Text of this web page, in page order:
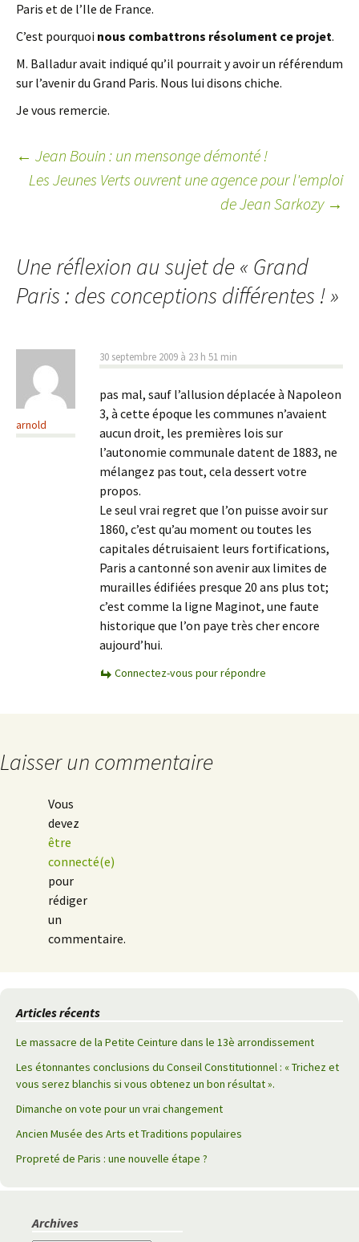
Paris et de l’Ile de France.
C’est pourquoi nous combattrons résolument ce projet.
M. Balladur avait indiqué qu’il pourrait y avoir un référendum
sur l’avenir du Grand Paris. Nous lui disons chiche.
Je vous remercie.
Navigation
articles
← Jean Bouin : un mensonge démonté !
Les Jeunes Verts ouvrent une agence pour l'emploi
de Jean Sarkozy →
Une réflexion au sujet de « Grand
Paris : des conceptions différentes !»
arnold
30 septembre 2009 à 23 h 51 min
pas mal, sauf l’allusion déplacée à Napoleon
3, à cette époque les communes n’avaient
aucun droit, les premières lois sur
l’autonomie communale datent de 1883, ne
mélangez pas tout, cela dessert votre
propos.
Le seul vrai regret que l’on puisse avoir sur
1860, c’est qu’au moment ou toutes les
capitales détruisaient leurs fortifications,
Paris a cantonné son avenir aux limites de
murailles édifiées presque 20 ans plus tot;
c’est comme la ligne Maginot, une faute
historique que l’on paye très cher encore
aujourd’hui.
Connectez-vous pour répondre
Laisser un commentaire
Vous
devez
être
connecté(e)
pour
rédiger
un
commentaire.
Articles récents
Le massacre de la Petite Ceinture dans le 13è arrondissement
Les étonnantes conclusions du Conseil Constitutionnel : « Trichez et
vous serez blanchis si vous obtenez un bon résultat ».
Dimanche on vote pour un vrai changement
Ancien Musée des Arts et Traditions populaires
Propreté de Paris : une nouvelle étape ?
Archives